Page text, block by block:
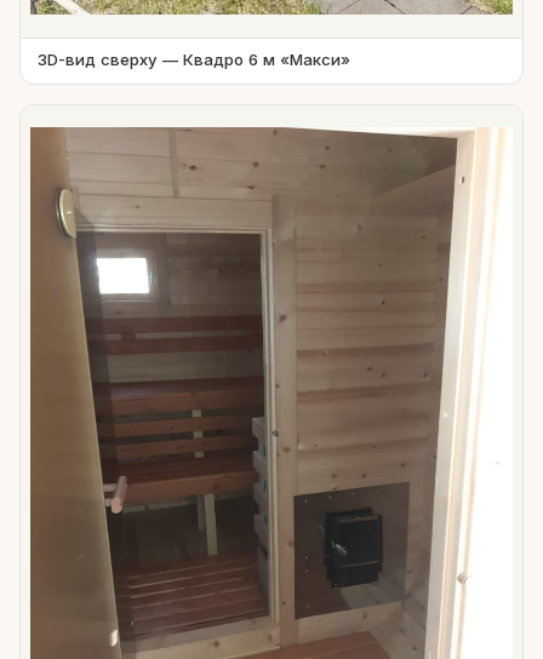
3D-вид сверху — Квадро 6 м «Макси»